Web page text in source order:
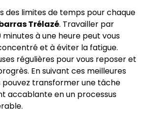
des limites de temps pour chaque
Trélazé. Travailler par
à une heure peut vous
et à éviter la fatigue.
régulières pour vous reposer et
En suivant ces meilleures
pouvez transformer une tâche
accablante en un processus